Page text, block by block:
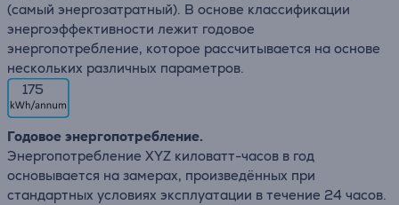
(самый энергозатратный). В основе классификации
энергоэффективности лежит годовое
энергопотребление, которое рассчитывается на основе
нескольких различных параметров.
175
Годовое энергопотребление.
Энергопотребление XYZ киловатт-часов в год
основывается на замерах, произведённых при
стандартных условиях эксплуатации в течение 24 часов.